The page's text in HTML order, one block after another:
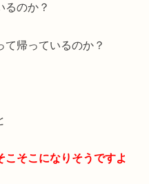
るのか？
て帰っているのか？
そこになりそうですよ